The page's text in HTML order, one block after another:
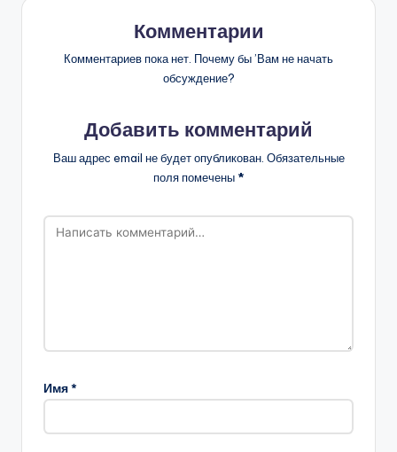
Комментарии
Комментариев пока нет. Почему бы ’Вам не начать
обсуждение?
Добавить комментарий
Ваш адрес email не будет опубликован. Обязательные
поля помечены *
Имя*